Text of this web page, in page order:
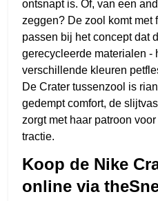
ontsnapt is. Of, van een
zeggen? De zool komt met
passen bij het concept dat
gerecycleerde materialen -
verschillende kleuren
De Crater tussenzool is
gedempt comfort, de
zorgt met haar patroon
tractie.
Koop de Nike
online via